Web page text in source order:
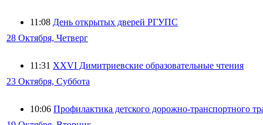
11:08 День открытых дверей РГУПС
28 Октября, Четверг
11:31 XXVI Димитриевские образовательные чтения
23 Октября, Суббота
10:06 Профилактика детского дорожно-транспортного